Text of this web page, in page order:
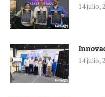
14 julio,
14 julio,